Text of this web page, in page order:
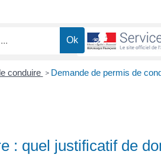
conduire > Demande de permis de
: quel justificatif de